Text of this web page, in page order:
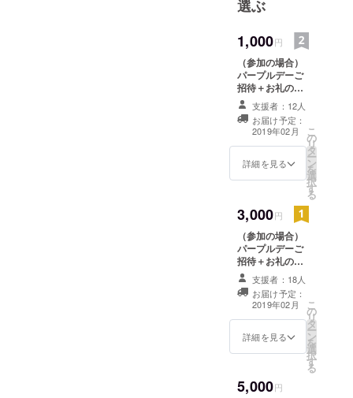
民の知識・
理解の向上
を目指し活
動していま
す。東京で
のパープル
デーを主催
していま
す。
選ぶ
1,000円
（参加の場合）
パープルデーご
招待＋お礼の
メール支援者：12人
お届け予定：
2019年02月
詳細を見る
こ
の
リ
タ
ー
ン
を
選
択
す
る
3,000円
（参加の場合）
パープルデーご
招待＋お礼の
メール＋当日協
賛者お名前の掲
示
支援者：18人
お届け予定：
2019年02月
詳細を見る
こ
の
リ
タ
ー
ン
を
選
択
す
る
5,000円